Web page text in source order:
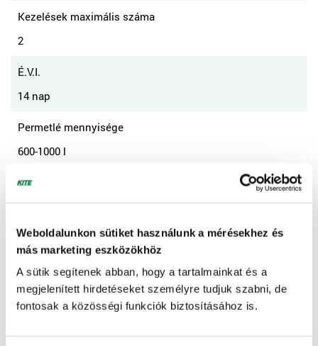
Weboldalunkon sütiket használunk a mérésekhez és
más marketing eszközökhöz
A sütik segítenek abban, hogy a tartalmainkat és a
megjelenített hirdetéseket személyre tudjuk szabni, de
fontosak a közösségi funkciók biztosításához is.
Kezelések maximális száma
2
É.V.I.
14 nap
Permetlé mennyisége
600-1000 l
Kezelés ideje
levélkiterüléstől két héttel a betakarítás előtti állapotig
KUKORICA (TAKARMÁNY, VETŐMAG, CSEMEGE)
Károsító